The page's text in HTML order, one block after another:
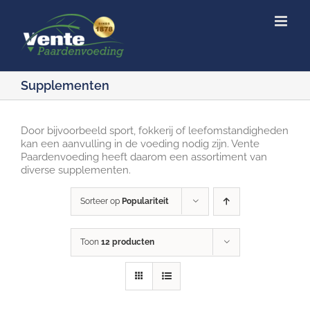
inhoud
Supplementen
Door bijvoorbeeld sport, fokkerij of leefomstandigheden
kan een aanvulling in de voeding nodig zijn. Vente
Paardenvoeding heeft daarom een assortiment van
diverse supplementen.
Sorteer op Populariteit
Toon 12 producten